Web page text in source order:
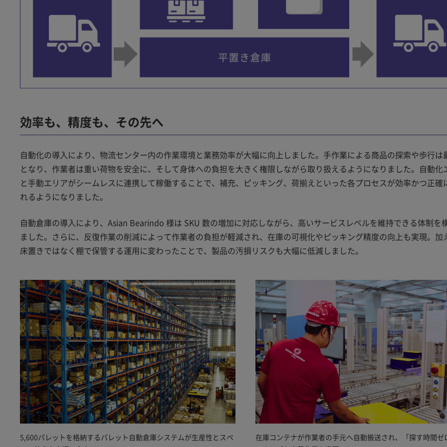
効率も、精度も、その先へ
自動化の導入により、物流センター内の作業環境と業務効率が大幅に向上しました。手作業による商品の探索や歩行は
となり、作業者は重い荷物を安全に、そして身体への負担を大きく権限しながら取り扱えるようになりました。自動化
と手動エリアがシームレスに連携して稼働することで、補充、ピッキング、荷揃えといった各プロセスが効率かつ正確
れるようになりました。
自動倉庫の導入により、Asian Bearindo 様は SKU 数の増加に対応しながら、高いサービスレベルを維持できる体制を
ました。さらに、反復作業の削減によって作業者の負担が軽減され、在庫の可視化やピッキング精度の向上も実現。加
床置きではなく棚で保管する運用に変わったことで、製品の汚損リスクも大幅に低減しました。
5,600パレットを格納するパレット自動倉庫システムが生産性とスペ
在庫コンテナが作業者の手元へ自動搬送され、「探す時間ゼ